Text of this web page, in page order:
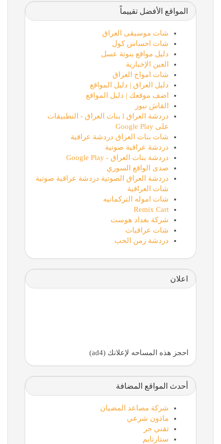
المواقع الأفضل تقييماً
شات موسيقى العراق
شات احساس كول
دليل مواقع بنوتة عسل
العين الإخبارية
شات امواج العراق
دليل العراق | دليل المواقع
اضف موقعك | دليل المواقع
القاش نيوز
دردشة العراق l بنات العراق - التطبيقات
على Google Play
شات بنات العراق دردشة عراقية
دردشة عراقية صوتية
دردشة بنات العراق - Google Play
صدى الواقع السوري
دردشة العراق الصوتية دردشة عراقية صوتية
شات العراقية
شات اموله التركمانيه
Remix Cart
شركة بغداد هوست
شات عراقيات
دردشة زمن الحب
اعلان
احجز هذه المساحه لإعلانك (ad4)
أحدث المواقع المضافة
شركة مصاعد المضيان
ماذون شرعي
تقني حر
ستارتايم